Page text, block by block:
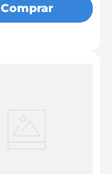
Comprar